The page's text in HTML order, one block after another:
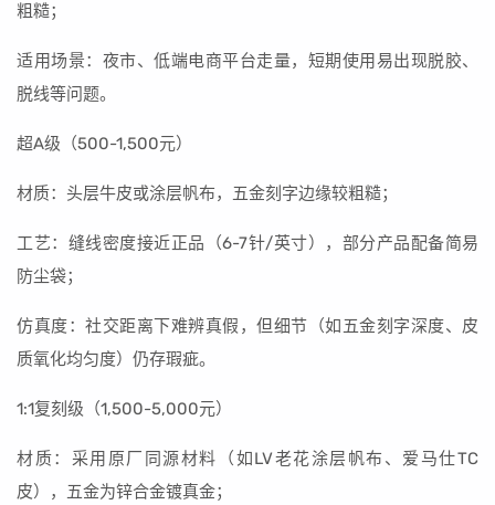
粗糙；
适用场景：夜市、低端电商平台走量，短期使用易出现脱胶、
脱线等问题。
超A级（500-1,500元）
材质：头层牛皮或涂层帆布，五金刻字边缘较粗糙；
工艺：缝线密度接近正品（6-7针/英寸），部分产品配备简易
防尘袋；
仿真度：社交距离下难辨真假，但细节（如五金刻字深度、皮
质氧化均匀度）仍存瑕疵。
1:1复刻级（1,500-5,000元）
材质：采用原厂同源材料（如LV老花涂层帆布、爱马仕TC
皮），五金为锌合金镀真金；